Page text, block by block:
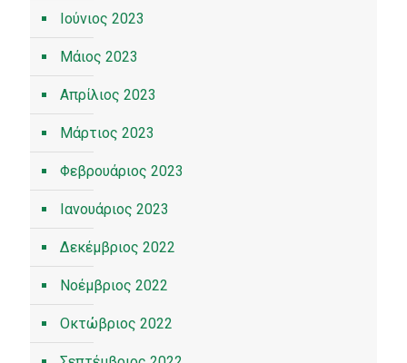
Ιούνιος 2023
Μάιος 2023
Απρίλιος 2023
Μάρτιος 2023
Φεβρουάριος 2023
Ιανουάριος 2023
Δεκέμβριος 2022
Νοέμβριος 2022
Οκτώβριος 2022